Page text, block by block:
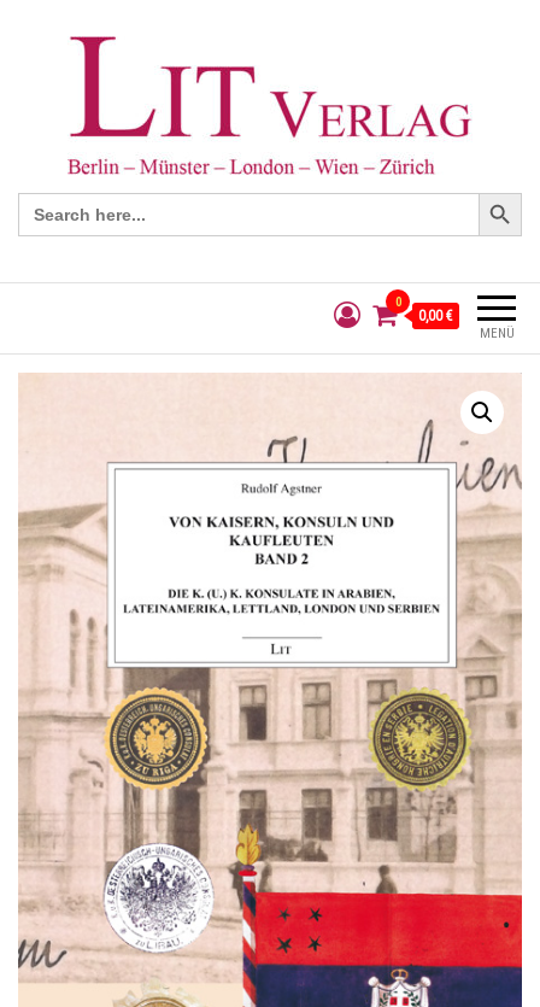
Search
for:
Search Button
MENÜ
0
0,00 €